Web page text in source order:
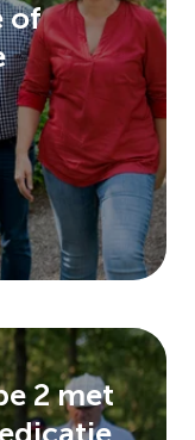
of
2 met